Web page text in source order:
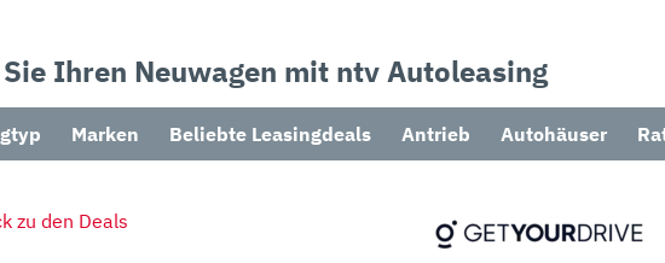
Ihren Neuwagen mit ntv Autoleasing
Marken Beliebte Leasingdeals Antrieb Autohäuser
zu den Deals